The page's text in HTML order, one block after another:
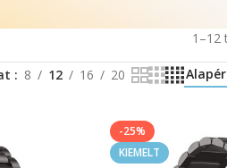
1–12
8 12 16 20
-25%
KIEMELT